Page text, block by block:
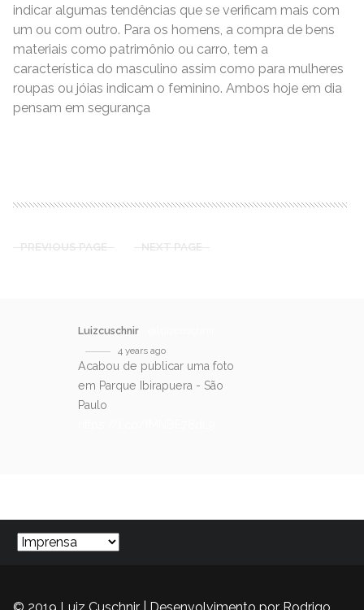
indicar algumas tendências que se verificam mais com
um ou com outro. Para os homens, a compra de bens
materiais como patrimônio ou carro, tem a
característica do masculino assim como para mulheres
roupas ou jóias indicam o feminino. Ambos hoje em dia
pensam em segurança
PREVIOUS PAGE NEXT PAGE
Luizcuschnir
4 years ago
Acabou de publicar uma foto
em Parque Ibirapuera - São
Paulo
© 2019 Luiz Cuschnir | Desenvolvimento por Rodrigo